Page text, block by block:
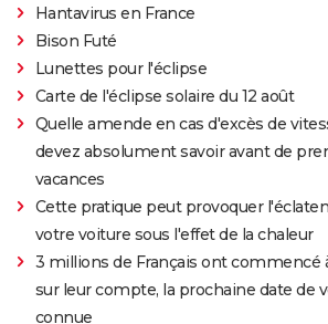
Hantavirus en France
Bison Futé
Lunettes pour l'éclipse
Carte de l'éclipse solaire du 12 août
Quelle amende en cas d'excès de
devez absolument savoir avant de
vacances
Cette pratique peut provoquer
votre voiture sous l'effet de la chaleur
3 millions de Français ont commencé
sur leur compte, la prochaine date de
connue